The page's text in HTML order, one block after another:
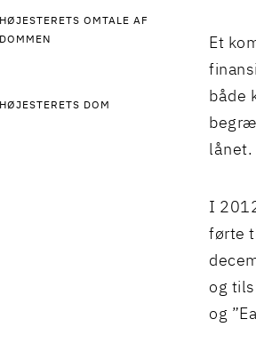
HØJESTERETS OMTALE AF
DOMMEN
HØJESTERETS DOM
Et
både
lånet.
I
førte
og
og